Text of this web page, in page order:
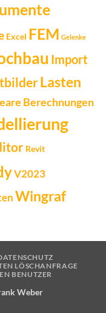
Excel FEM Gelenke
Import
Lasten
Berechnungen
Revit
V2023
Wingraf
LÖSCHANFRAGE
BENUTZER
Weber